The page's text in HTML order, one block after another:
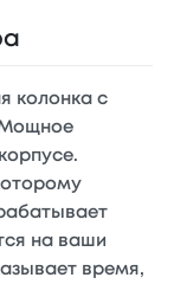
колонка с
Мощное
на ваши
время,